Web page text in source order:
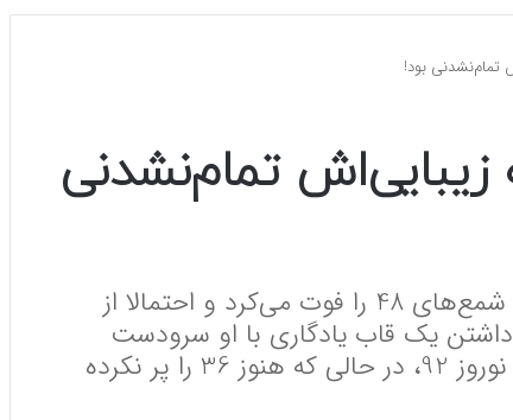
تمام‌نشدنی بود!
زیبایی‌اش تمام‌نشدنی
19 اردیبهشت رسیده، او اگر امروز بود، شمع‌های 48 را فوت می‌کرد و احتمالا از
یک قاب یادگاری با او سرودست
می‌شکستند، اما سرنوشت امان نداد و نوروز 92، در حالی که هنوز 36 را پر نکرده